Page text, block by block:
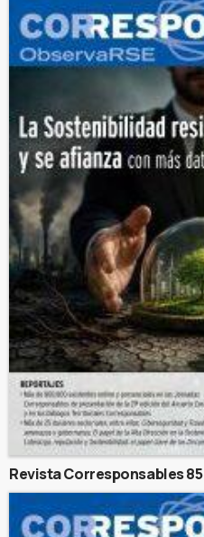
Revista Corresponsables 85